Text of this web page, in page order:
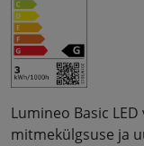
Lumineo Basic
mitmekülgsuse ja